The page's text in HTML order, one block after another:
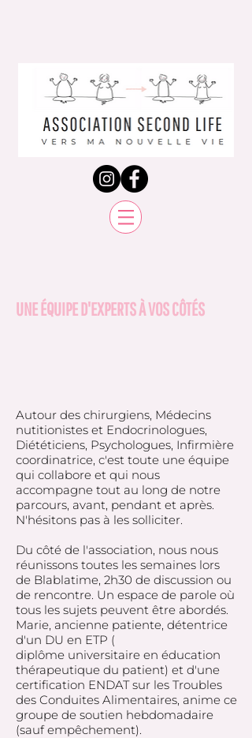
UNE ÉQUIPE D'EXPERTS À VOS CÔTÉS
Autour des chirurgiens, Médecins
nutitionistes et Endocrinologues,
Diététiciens, Psychologues, Infirmière
coordinatrice, c'est toute une équipe
qui collabore et qui nous
accompagne tout au long de notre
parcours, avant, pendant et après.
N'hésitons pas à les solliciter.
Du côté de l'association, nous nous
réunissons toutes les semaines lors
de Blablatime, 2h30 de discussion ou
de rencontre. Un espace de parole où
tous les sujets peuvent être abordés.
Marie, ancienne patiente, détentrice
d'un DU en ETP (
diplôme universitaire en éducation
thérapeutique du patient) et d'une
certification ENDAT sur les Troubles
des Conduites Alimentaires, anime ce
groupe de soutien hebdomadaire
(sauf empêchement).